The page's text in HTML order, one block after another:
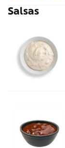
Salsas